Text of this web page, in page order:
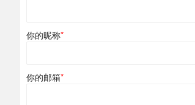
你的昵称*
你的邮箱*